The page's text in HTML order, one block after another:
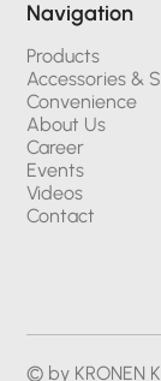
© by KRONEN
Navigation
Products
Accessories &
Convenience
About Us
Career
Events
Videos
Contact